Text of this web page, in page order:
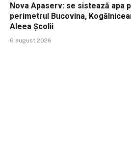
Nova Apaserv: se sistează apa
perimetrul Bucovina,
Aleea Școlii
6 august 2026